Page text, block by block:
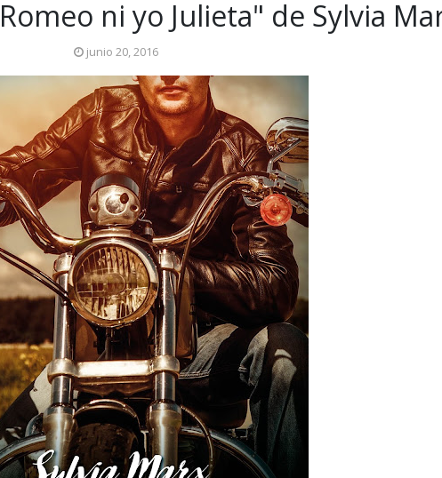
ni yo Julieta" de Sylvia
junio 20, 2016